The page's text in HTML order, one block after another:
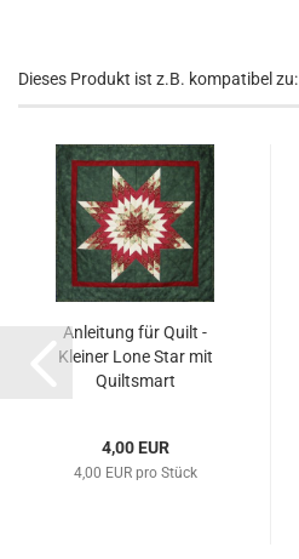
Dieses Produkt ist z.B. kompatibel zu:
Anleitung für Quilt -
Kleiner Lone Star mit
Quiltsmart
4,00 EUR
4,00 EUR pro Stück